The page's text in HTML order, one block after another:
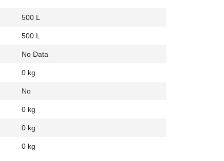
500 L
500 L
No Data
0 kg
No
0 kg
0 kg
0 kg